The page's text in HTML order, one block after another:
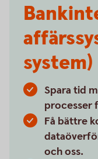
system)
Spara tid
processer
Få bättre
och oss.